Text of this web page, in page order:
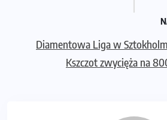
Diamentowa Liga w
Kszczot zwycięża na